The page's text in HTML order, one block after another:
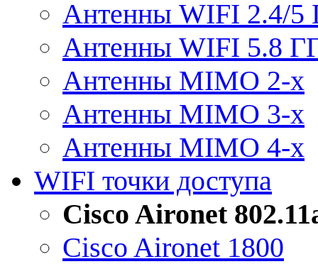
Антенны WIFI 2.4/5
Антенны WIFI 5.8
Антенны MIMO 2-x
Антенны MIMO 3-x
Антенны MIMO 4-x
WIFI точки доступа
Cisco Aironet
Cisco Aironet 1800